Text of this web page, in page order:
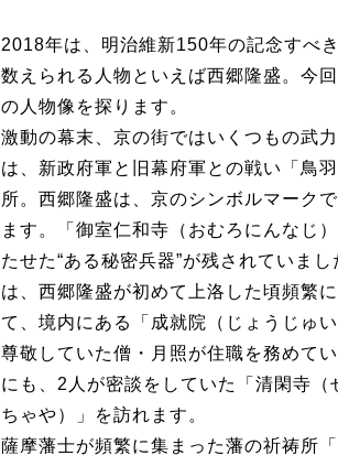
2018年は、明治維新150年の記念すべ
数えられる人物といえば西郷隆盛。今
の人物像を探ります。
激動の幕末、京の街ではいくつもの武
は、新政府軍と旧幕府軍との戦い「鳥
所。西郷隆盛は、京のシンボルマーク
ます。「御室仁和寺（おむろにんなじ
たせた“ある秘密兵器”が残されていま
は、西郷隆盛が初めて上洛した頃頻繁
て、境内にある「成就院（じょうじゅ
尊敬していた僧・月照が住職を務めて
にも、2人が密談をしていた「清閑寺
ちゃや）」を訪れます。
薩摩藩士が頻繁に集まった藩の祈祷所